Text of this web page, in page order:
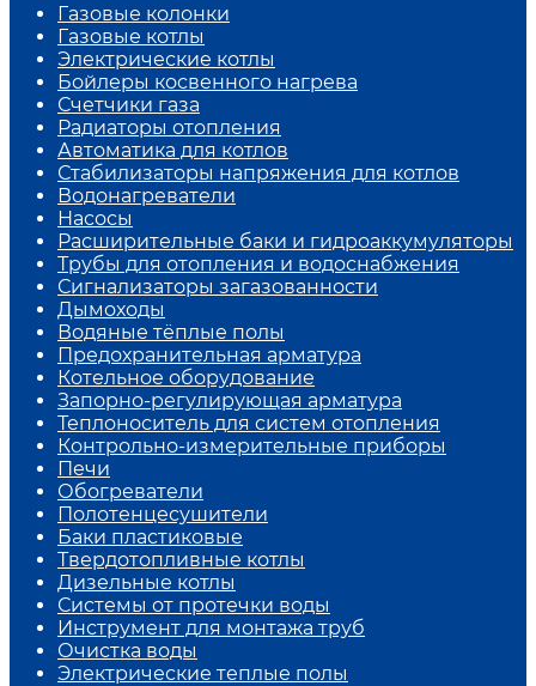
Газовые колонки
Газовые котлы
Электрические котлы
Бойлеры косвенного нагрева
Счетчики газа
Радиаторы отопления
Автоматика для котлов
Стабилизаторы напряжения для котлов
Водонагреватели
Насосы
Расширительные баки и гидроаккумуляторы
Трубы для отопления и водоснабжения
Сигнализаторы загазованности
Дымоходы
Водяные тёплые полы
Предохранительная арматура
Котельное оборудование
Запорно-регулирующая арматура
Теплоноситель для систем отопления
Контрольно-измерительные приборы
Печи
Обогреватели
Полотенцесушители
Баки пластиковые
Твердотопливные котлы
Дизельные котлы
Системы от протечки воды
Инструмент для монтажа труб
Очистка воды
Электрические теплые полы